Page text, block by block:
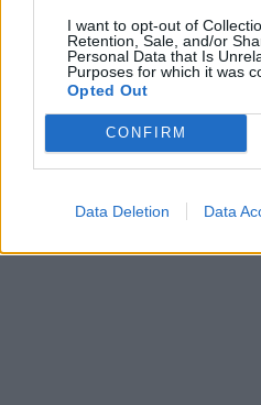
I want to opt-out of
Retention, Sale, and/or
Personal Data that Is
Purposes for which it was
Opted Out
CONFIRM
Data Deletion Data